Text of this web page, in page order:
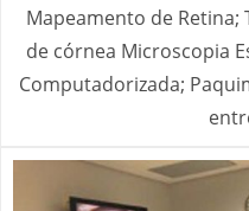
Mapeamento de
de córnea Microscopia
Computadorizada;